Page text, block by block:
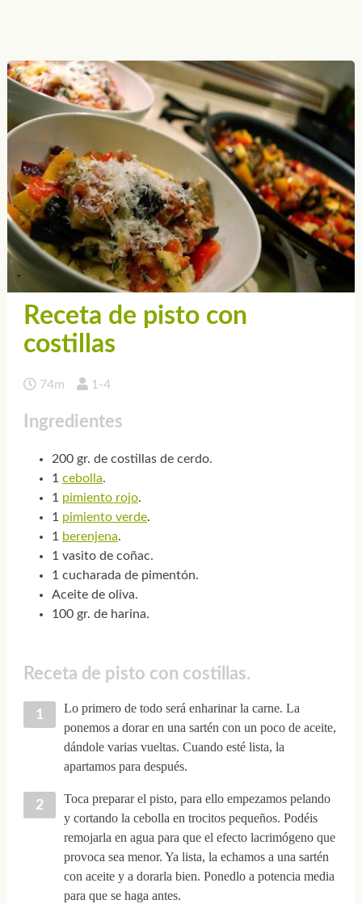
Receta de pisto con
costillas
74m 1-4
Ingredientes
200 gr. de costillas de cerdo.
1 cebolla.
1 pimiento rojo.
1 pimiento verde.
1 berenjena.
1 vasito de coñac.
1 cucharada de pimentón.
Aceite de oliva.
100 gr. de harina.
Receta de pisto con costillas.
Lo primero de todo será enharinar la carne. La
ponemos a dorar en una sartén con un poco de aceite,
dándole varias vueltas. Cuando esté lista, la
apartamos para después.
Toca preparar el pisto, para ello empezamos pelando
y cortando la cebolla en trocitos pequeños. Podéis
remojarla en agua para que el efecto lacrimógeno que
provoca sea menor. Ya lista, la echamos a una sartén
con aceite y a dorarla bien. Ponedlo a potencia media
para que se haga antes.